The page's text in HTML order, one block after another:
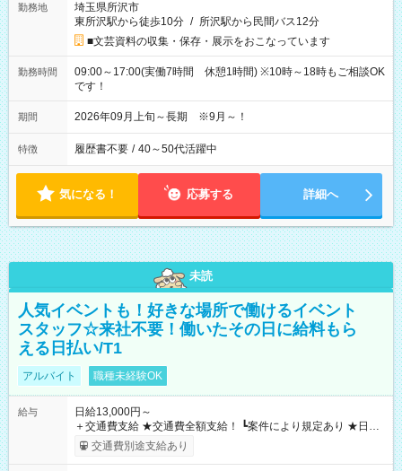
勤務地
埼玉県所沢市
東所沢駅から徒歩10分 / 所沢駅から民間バス12分
■文芸資料の収集・保存・展示をおこなっています
勤務時間
09:00～17:00(実働7時間 休憩1時間) ※10時～18時もご相談OK
です！
期間 2026年09月上旬～長期 ※9月～！
特徴 履歴書不要 / 40～50代活躍中
気になる！ 応募する 詳細へ
未読
人気イベントも！好きな場所で働けるイベント
スタッフ☆来社不要！働いたその日に給料もら
える日払い/T1
アルバイト 職種未経験OK
給与
日給13,000円～
＋交通費支給 ★交通費全額支給！ ┗案件により規定あり ★日払
いOK！（規定あり） ┗働いたその日に現金GET♪ お仕事後はコ
ンビニATMから 日払い分を引き落とせます！ 【試用期間】試
交通費別途支給あり